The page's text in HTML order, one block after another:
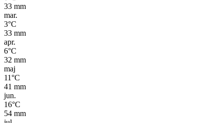
33 mm
mar.
3°C
33 mm
apr.
6°C
32 mm
maj
11°C
41 mm
jun.
16°C
54 mm